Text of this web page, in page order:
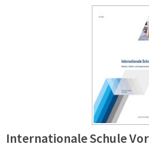
Internationale Schule